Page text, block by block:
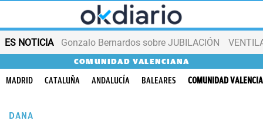
ES NOTICIA Gonzalo Bernardos sobre JUBILACIÓN
COMUNIDAD VALENCIANA
MADRID CATALUÑA ANDALUCÍA BALEARES COMUNIDAD
DANA